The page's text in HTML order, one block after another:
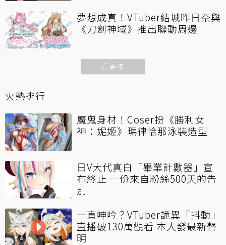
夢想成真！VTuber結城昨日奈與
《刀劍神域》推出聯動周邊
看更多
火熱排行
魔鬼身材！Coser扮《勝利女
神：妮姬》瑪律恰那泳裝造型
日V大代真白「畢業計數器」宣
布終止 一份來自粉絲500天的告
別
一直呻吟？VTuber詭異「抖動」
直播破130萬觀看 本人發最新聲
明